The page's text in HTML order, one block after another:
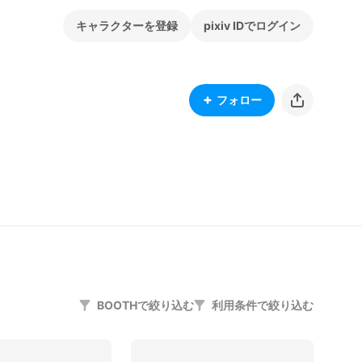
キャラクターを登録 pixiv IDでログイン
フォロー
BOOTHで絞り込む 利用条件で絞り込む